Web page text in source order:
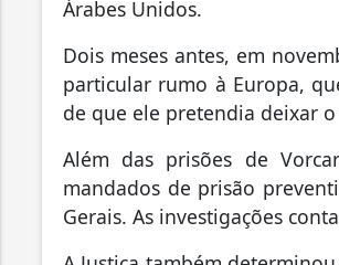
Árabes Unidos.
Dois meses antes, em
particular rumo à Europa,
de que ele pretendia deixar o
Além das prisões de
mandados de prisão
Gerais. As investigações